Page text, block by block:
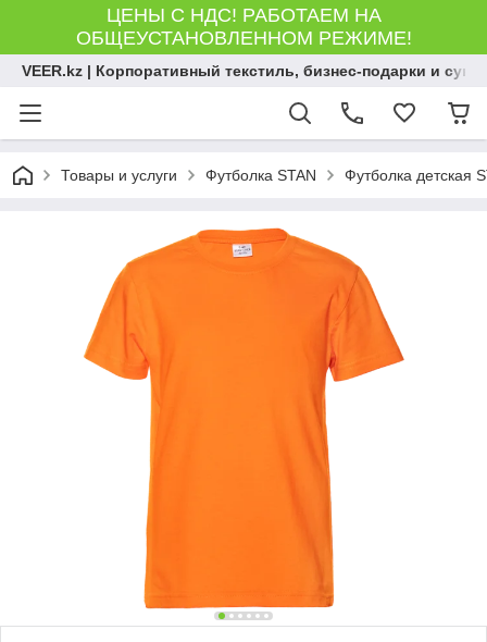
ЦЕНЫ С НДС! РАБОТАЕМ НА
ОБЩЕУСТАНОВЛЕННОМ РЕЖИМЕ!
VEER.kz | Корпоративный текстиль, бизнес-подарки и
Товары и услуги Футболка STAN Футболка детская